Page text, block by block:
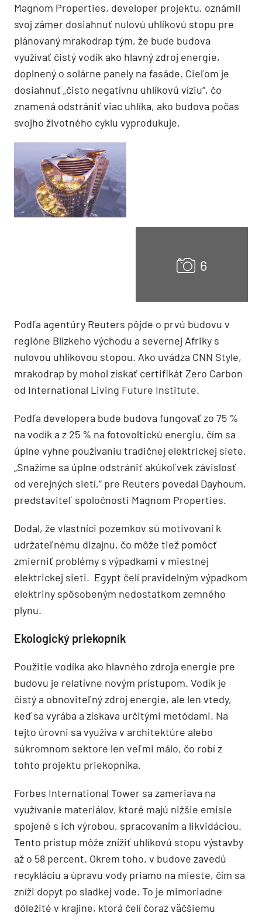
Magnom Properties, developer projektu, oznámil
svoj zámer dosiahnuť nulovú uhlíkovú stopu pre
plánovaný mrakodrap tým, že bude budova
využívať čistý vodík ako hlavný zdroj energie,
doplnený o solárne panely na fasáde. Cieľom je
dosiahnuť „čisto negatívnu uhlíkovú víziu“, čo
znamená odstrániť viac uhlíka, ako budova počas
svojho životného cyklu vyprodukuje.
Podľa agentúry Reuters pôjde o prvú budovu v
regióne Blízkeho východu a severnej Afriky s
nulovou uhlíkovou stopou. Ako uvádza CNN Style,
mrakodrap by mohol získať certifikát Zero Carbon
od International Living Future Institute.
Podľa developera bude budova fungovať zo 75 %
na vodík a z 25 % na fotovoltickú energiu, čím sa
úplne vyhne používaniu tradičnej elektrickej siete.
„Snažíme sa úplne odstrániť akúkoľvek závislosť
od verejných sietí,“ pre Reuters povedal Dayhoum,
predstaviteľ spoločnosti Magnom Properties.
Dodal, že vlastníci pozemkov sú motivovaní k
udržateľnému dizajnu, čo môže tiež pomôcť
zmierniť problémy s výpadkami v miestnej
elektrickej sieti. Egypt čelí pravidelným výpadkom
elektriny spôsobeným nedostatkom zemného
plynu.
Ekologický priekopník
Použitie vodíka ako hlavného zdroja energie pre
budovu je relatívne novým prístupom. Vodík je
čistý a obnoviteľný zdroj energie, ale len vtedy,
keď sa vyrába a získava určitými metódami. Na
tejto úrovni sa využíva v architektúre alebo
súkromnom sektore len veľmi málo, čo robí z
tohto projektu priekopníka.
Forbes International Tower sa zameriava na
využívanie materiálov, ktoré majú nižšie emisie
spojené s ich výrobou, spracovaním a likvidáciou.
Tento prístup môže znížiť uhlíkovú stopu výstavby
až o 58 percent. Okrem toho, v budove zavedú
recykláciu a úpravu vody priamo na mieste, čím sa
zníži dopyt po sladkej vode. To je mimoriadne
dôležité v krajine, ktorá čelí čoraz väčšiemu